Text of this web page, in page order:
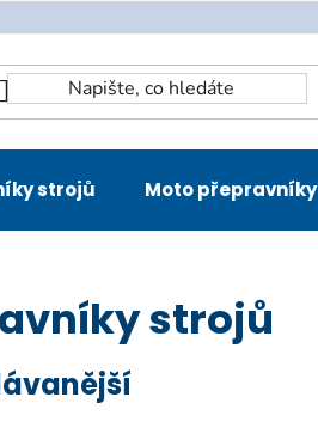
strojů Moto přepravníky
strojů